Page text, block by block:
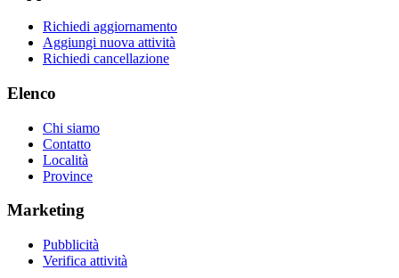
Richiedi aggiornamento
Aggiungi nuova attività
Richiedi cancellazione
Elenco
Chi siamo
Contatto
Località
Province
Marketing
Pubblicità
Verifica attività